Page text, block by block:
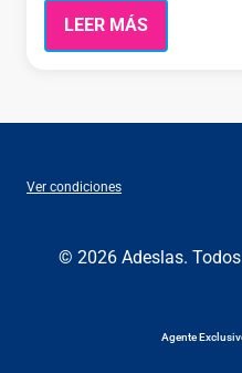
LEER MÁS
Ver condiciones
© 2026 Adeslas.
Agente